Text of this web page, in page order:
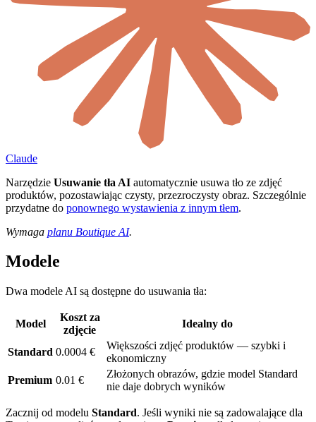
Claude
Narzędzie Usuwanie tła AI automatycznie usuwa tło ze zdjęć
produktów, pozostawiając czysty, przezroczysty obraz. Szczególnie
przydatne do ponownego wystawienia z innym tłem.
Wymaga planu Boutique AI.
Modele
Dwa modele AI są dostępne do usuwania tła:
Model
Koszt za
zdjęcie
Idealny do
Standard 0.0004 €
Większości zdjęć produktów — szybki i
ekonomiczny
Premium 0.01 €
Złożonych obrazów, gdzie model Standard
nie daje dobrych wyników
Zacznij od modelu Standard. Jeśli wyniki nie są zadowalające dla